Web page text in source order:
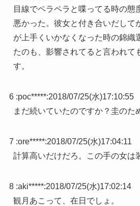
目線でペラペラと喋ってる時の態
悪かった。彼女と付き合いだして
が上手くいかなくなった時の錦織
たのも、影響されてると言われて
す。
6 :poc*****:2018/07/25(水)17:10:55
まだ続いていたのですか？圭のた
7 :ore*****:2018/07/25(水)17:04:11
計算高いだけだろ。この手の女は
8 :aki*****:2018/07/25(水)17:02:14
観月あこって、在日でしょ。